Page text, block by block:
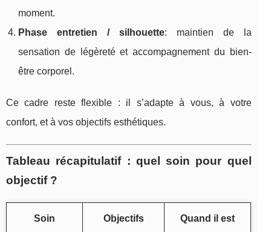
moment.
Phase entretien / silhouette: maintien de la
sensation de légèreté et accompagnement du bien-
être corporel.
Ce cadre reste flexible : il s’adapte à vous, à votre
confort, et à vos objectifs esthétiques.
Tableau récapitulatif : quel soin pour quel
objectif ?
Soin
Objectifs
Quand il est